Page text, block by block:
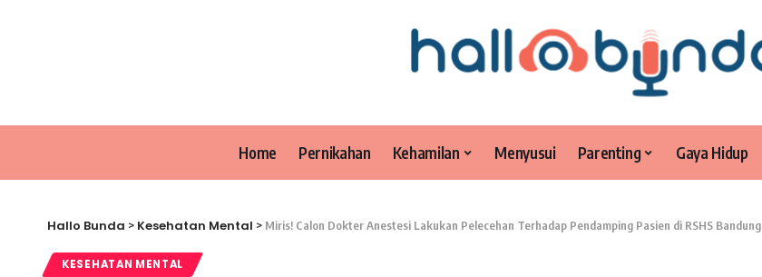
Home Pernikahan Kehamilan Menyusui Parenting Gaya Hidup
Hallo Bunda > Kesehatan Mental > Miris! Calon Dokter Anestesi Lakukan Pelecehan Terhadap Pendamping Pasien di RSHS Bandung
KESEHATAN MENTAL